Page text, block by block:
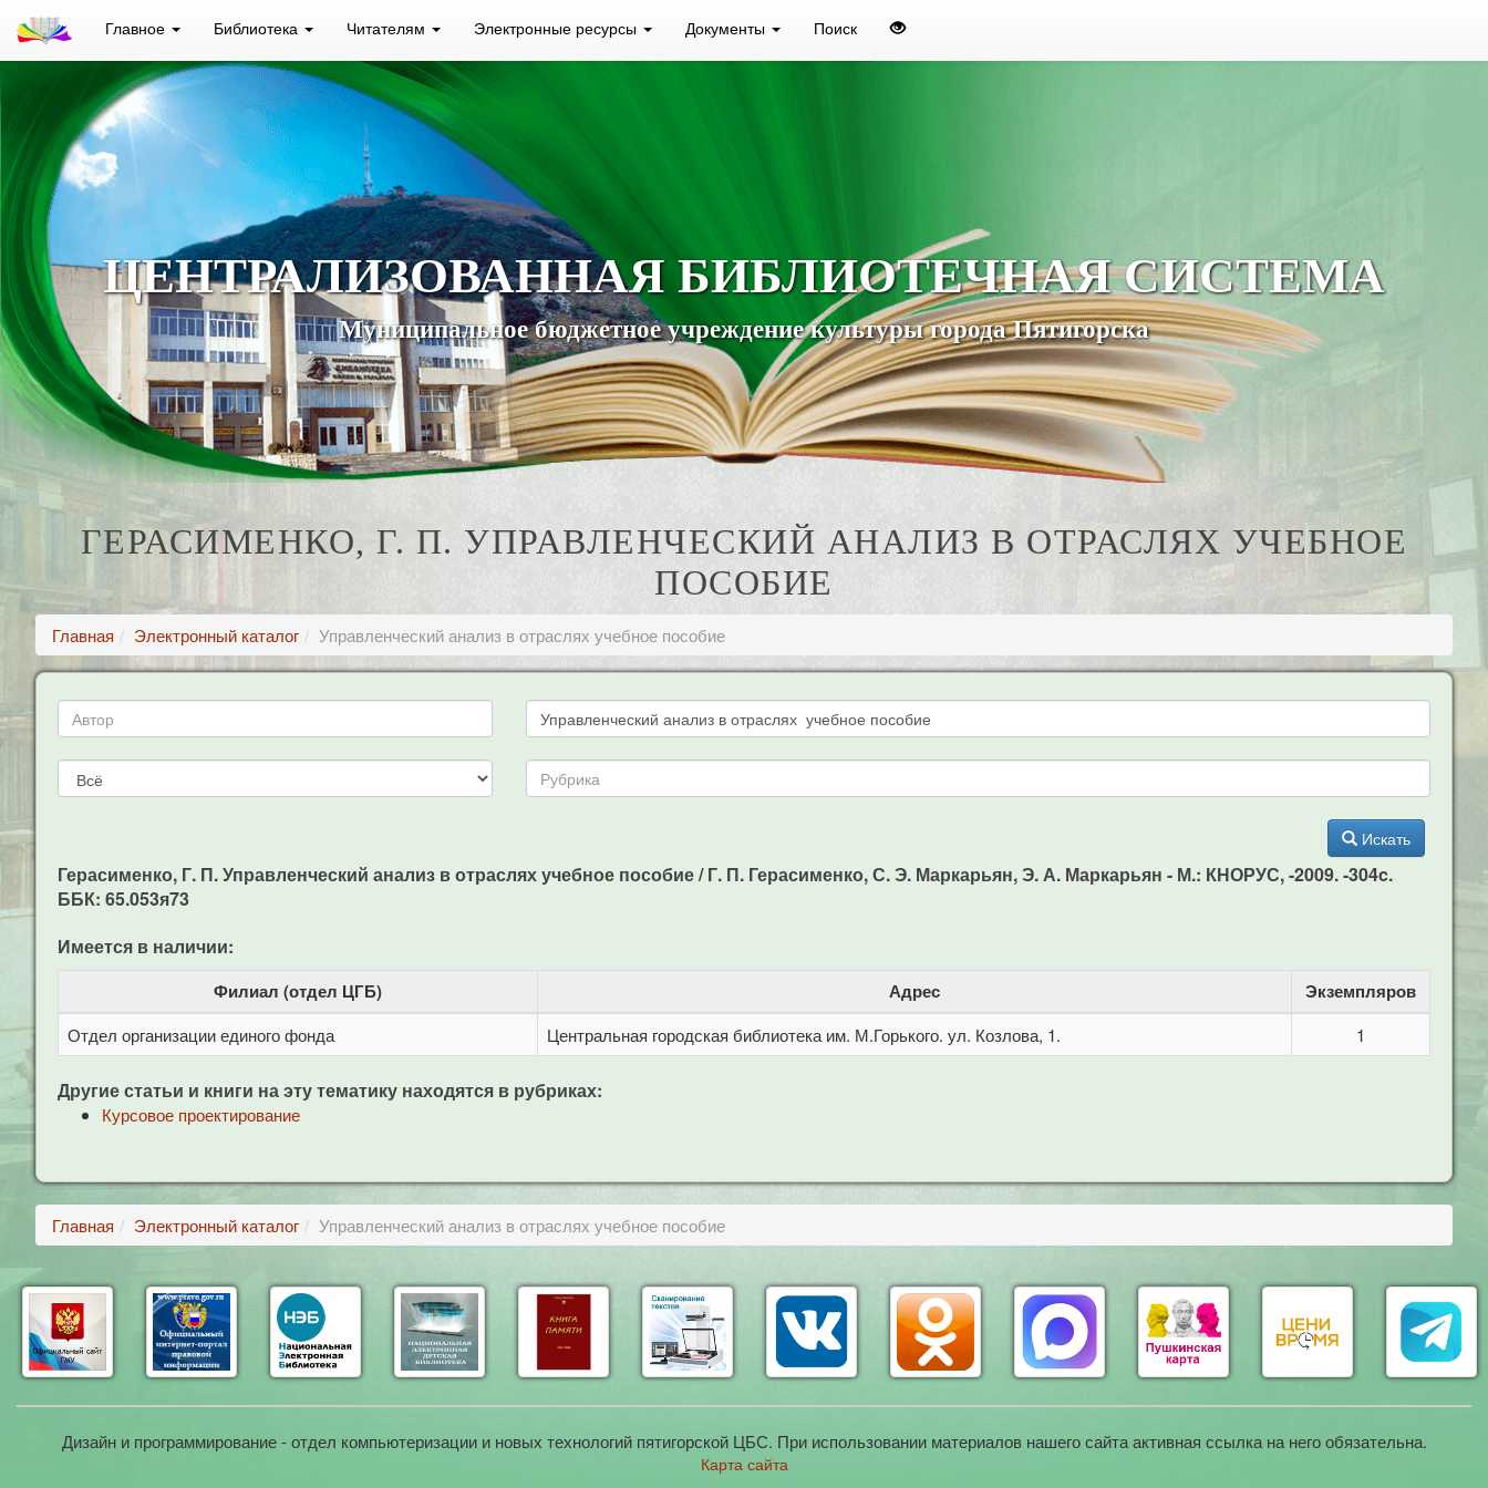
Главное Библиотека Читателям Электронные ресурсы Документы Поиск
ЦЕНТРАЛИЗОВАННАЯ БИБЛИОТЕЧНАЯ СИСТЕМА
Муниципальное бюджетное учреждение культуры города Пятигорска
ГЕРАСИМЕНКО, Г. П. УПРАВЛЕНЧЕСКИЙ АНАЛИЗ В ОТРАСЛЯХ УЧЕБНОЕ
ПОСОБИЕ
Главная Электронный каталог Управленческий анализ в отраслях учебное пособие
Искать
Герасименко, Г. П. Управленческий анализ в отраслях учебное пособие / Г. П. Герасименко, С. Э. Маркарьян, Э. А. Маркарьян - М.: КНОРУС, -2009. -304c.
ББК: 65.053я73
Имеется в наличии:
Филиал (отдел ЦГБ) Адрес Экземпляров
Отдел организации единого фонда Центральная городская библиотека им. М.Горького. ул. Козлова, 1. 1
Другие статьи и книги на эту тематику находятся в рубриках:
Курсовое проектирование
Главная Электронный каталог Управленческий анализ в отраслях учебное пособие
Дизайн и программирование - отдел компьютеризации и новых технологий пятигорской ЦБС. При использовании материалов нашего сайта активная ссылка на него обязательна.
Карта сайта